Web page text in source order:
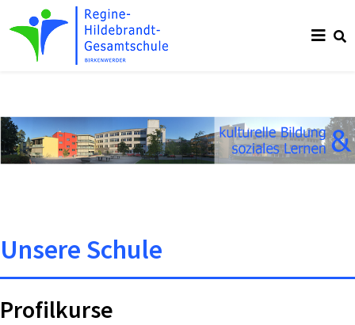
Unsere Schule
Profilkurse